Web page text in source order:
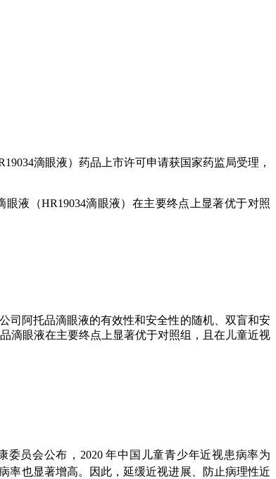
滴眼液）药品上市许可申请获国家药监局受理，
品滴眼液（HR19034滴眼液）在主要终点上显著优于对照
阿托品滴眼液的有效性和安全性的随机、双盲和安
滴眼液在主要终点上显著优于对照组，且在儿童近视
员会公布，2020 年中国儿童青少年近视患病率为
也显著增高。因此，延缓近视进展、防止病理性近